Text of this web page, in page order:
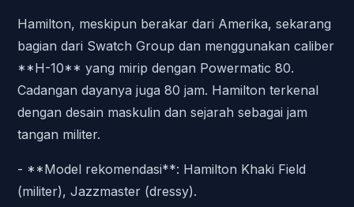
Hamilton, meskipun berakar dari Amerika, sekarang
bagian dari Swatch Group dan menggunakan caliber
**H-10** yang mirip dengan Powermatic 80.
Cadangan dayanya juga 80 jam. Hamilton terkenal
dengan desain maskulin dan sejarah sebagai jam
tangan militer.
- **Model rekomendasi**: Hamilton Khaki Field
(militer), Jazzmaster (dressy).